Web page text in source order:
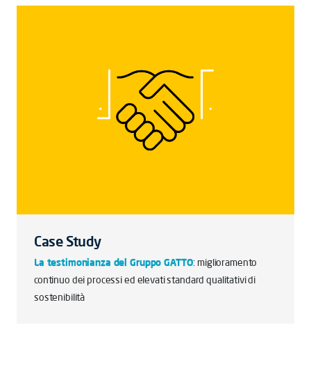
Case Study
La testimonianza del Gruppo GATTO: miglioramento
continuo dei processi ed elevati standard qualitativi di
sostenibilità